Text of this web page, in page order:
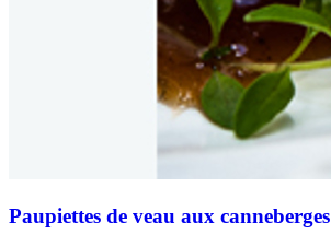
Paupiettes de veau aux canneberges